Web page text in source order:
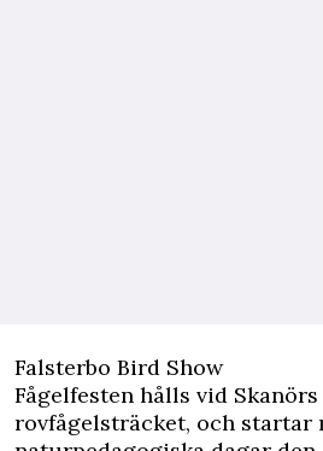
Falsterbo Bird Show
Fågelfesten hålls vid
rovfågelsträcket, och startar